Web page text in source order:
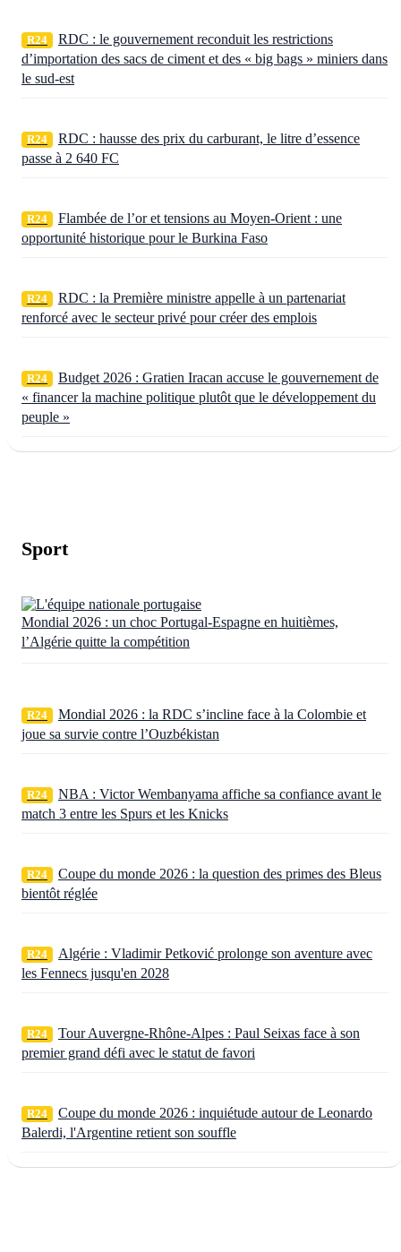
R24
RDC : le gouvernement reconduit les restrictions
d’importation des sacs de ciment et des « big bags » miniers dans
le sud-est
R24
RDC : hausse des prix du carburant, le litre d’essence
passe à 2 640 FC
R24
Flambée de l’or et tensions au Moyen-Orient : une
opportunité historique pour le Burkina Faso
R24
RDC : la Première ministre appelle à un partenariat
renforcé avec le secteur privé pour créer des emplois
R24
Budget 2026 : Gratien Iracan accuse le gouvernement de
« financer la machine politique plutôt que le développement du
peuple »
Sport
Mondial 2026 : un choc Portugal-Espagne en huitièmes,
l’Algérie quitte la compétition
R24
Mondial 2026 : la RDC s’incline face à la Colombie et
joue sa survie contre l’Ouzbékistan
R24
NBA : Victor Wembanyama affiche sa confiance avant le
match 3 entre les Spurs et les Knicks
R24
Coupe du monde 2026 : la question des primes des Bleus
bientôt réglée
R24
Algérie : Vladimir Petković prolonge son aventure avec
les Fennecs jusqu'en 2028
R24
Tour Auvergne-Rhône-Alpes : Paul Seixas face à son
premier grand défi avec le statut de favori
R24
Coupe du monde 2026 : inquiétude autour de Leonardo
Balerdi, l'Argentine retient son souffle